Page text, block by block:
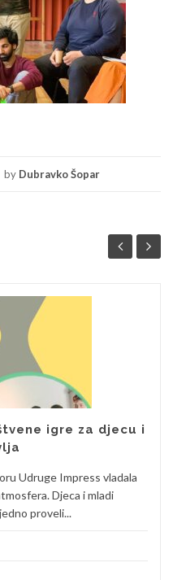
by Dubravko Šopar
igre za djecu i
Udruge Impress vladala
Djeca i mladi
proveli...